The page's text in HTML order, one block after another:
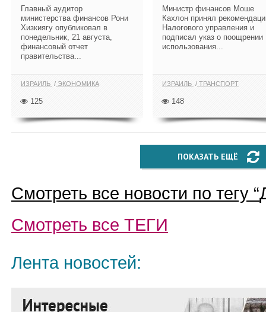
Главный аудитор
министерства финансов Рони
Хизкиягу опубликовал в
понедельник, 21 августа,
финансовый отчет
правительства...
ИЗРАИЛЬ ЭКОНОМИКА
125
Министр финансов Моше
Кахлон принял
Налогового управления и
подписал указ о поощрении
использования...
ИЗРАИЛЬ ТРАНСПОРТ
148
ПОКАЗАТЬ ЕЩЁ
Смотреть все новости по тегу “
Смотреть все ТЕГИ
Лента новостей: